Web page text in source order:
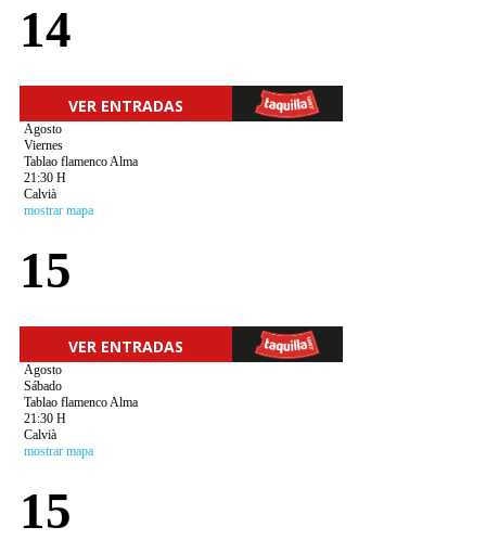
14
VER ENTRADAS
Agosto
Viernes
Tablao flamenco Alma
21:30 H
Calvià
mostrar mapa
15
VER ENTRADAS
Agosto
Sábado
Tablao flamenco Alma
21:30 H
Calvià
mostrar mapa
15